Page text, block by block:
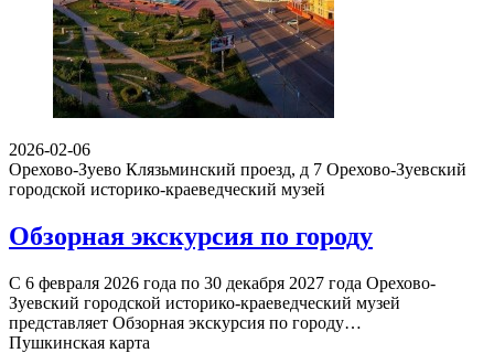
2026-02-06
Орехово-Зуево Клязьминский проезд, д 7 Орехово-Зуевский
городской историко-краеведческий музей
Обзорная экскурсия по городу
С 6 февраля 2026 года по 30 декабря 2027 года Орехово-
Зуевский городской историко-краеведческий музей
представляет Обзорная экскурсия по городу…
Пушкинская карта